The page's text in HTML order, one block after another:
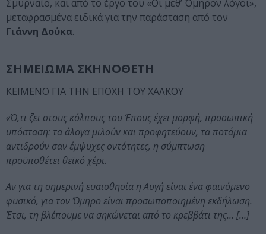
Σμυρναίο, και από το έργο του «Οι μεθ’ Όμηρον λόγοι»,
μεταφρασμένα ειδικά για την παράσταση από τον
Γιάννη Δούκα.
ΣΗΜΕΙΩΜΑ ΣΚΗΝΟΘΕΤΗ
ΚΕΙΜΕΝΟ ΓΙΑ ΤΗΝ ΕΠΟΧΗ ΤΟΥ ΧΑΛΚΟΥ
«Ό,τι ζει στους κόλπους του Έπους έχει μορφή, προσωπική
υπόσταση: τα άλογα μιλούν και προφητεύουν, τα ποτάμια
αντιδρούν σαν έμψυχες οντότητες, η σύμπτωση
προϋποθέτει θεϊκό χέρι.
Αν για τη σημερινή ευαισθησία η Αυγή είναι ένα φαινόμενο
φυσικό, για τον Όμηρο είναι προσωποποιημένη εκδήλωση.
Έτσι, τη βλέπουμε να σηκώνεται από το κρεββάτι της… […]